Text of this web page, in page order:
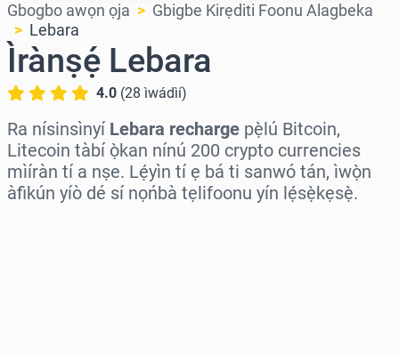
Gbogbo awọn ọja
Gbigbe Kirẹditi Foonu Alagbeka
Lebara
Ìrànṣẹ́ Lebara
4.0 (28 ìwádìí)
Ra nísinsìnyí Lebara recharge pẹ̀lú Bitcoin,
Litecoin tàbí ọ̀kan nínú 200 crypto currencies
mìíràn tí a nṣe. Lẹ́yìn tí ẹ bá ti sanwó tán, ìwọ̀n
àfikún yíò dé sí nọńbà tẹlifoonu yín lẹ́sẹ̀kẹsẹ̀.